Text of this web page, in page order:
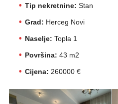
Tip nekretnine: Stan
Grad: Herceg Novi
Naselje: Topla 1
Površina: 43 m2
Cijena: 260000 €